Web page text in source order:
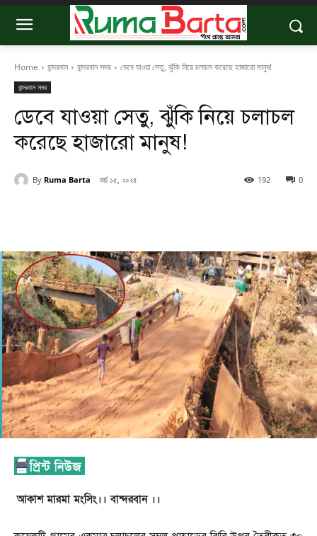
Home বান্দরবান বান্দরবান সদর ডেবে যাওয়া সেতু, ঝুঁকি নিয়ে চলাচল করেছে হাজারো মানুষ!
বান্দরবান সদর
ডেবে যাওয়া সেতু, ঝুঁকি নিয়ে চলাচল
করেছে হাজারো মানুষ!
By Ruma Barta মার্চ ১৫, ২০২৪ 0
192
আকাশ মারমা মংসিং।। বান্দরবান ।।